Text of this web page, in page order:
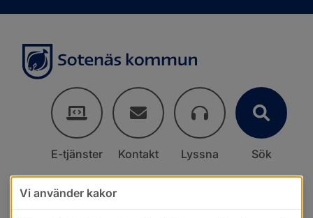
E-tjänster Kontakt Lyssna Sök
Vi använder kakor